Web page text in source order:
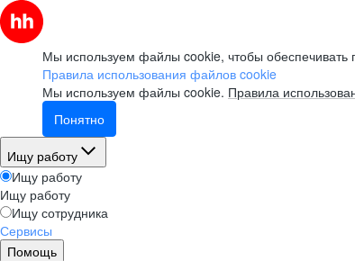
Мы используем файлы cookie, чтобы обеспечивать
Правила использования файлов cookie
Мы используем файлы cookie. Правила
Понятно
Ищу работу
Ищу работу
Ищу работу
Ищу сотрудника
Сервисы
Помощь